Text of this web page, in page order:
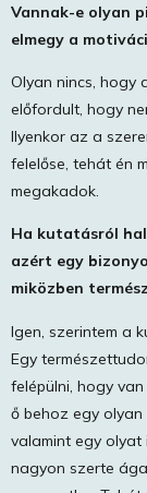
Vannak-e olyan
elmegy a
Olyan nincs, hogy
előfordult, hogy
Ilyenkor az a
felelőse, tehát én
megakadok.
Ha kutatásról
azért egy
miközben
Igen, szerintem a
Egy
felépülni, hogy
ő behoz egy
valamint egy olyat
nagyon szerte